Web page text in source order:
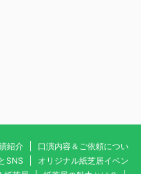
紹介
口演内容＆ご依頼につい
SNS
オリジナル紙芝居イベン